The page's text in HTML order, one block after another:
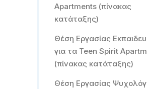
Apartments (πίνακας
κατάταξης)
Θέση Εργασίας
για τα Teen Spirit
(πίνακας κατάταξης)
Θέση Εργασίας